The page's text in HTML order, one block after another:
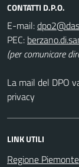
CONTATTI D.P.O.
E-mail:
PEC:
(per comunicare
La mail del DPO
privacy
LINK UTILI
Regione Piemonte